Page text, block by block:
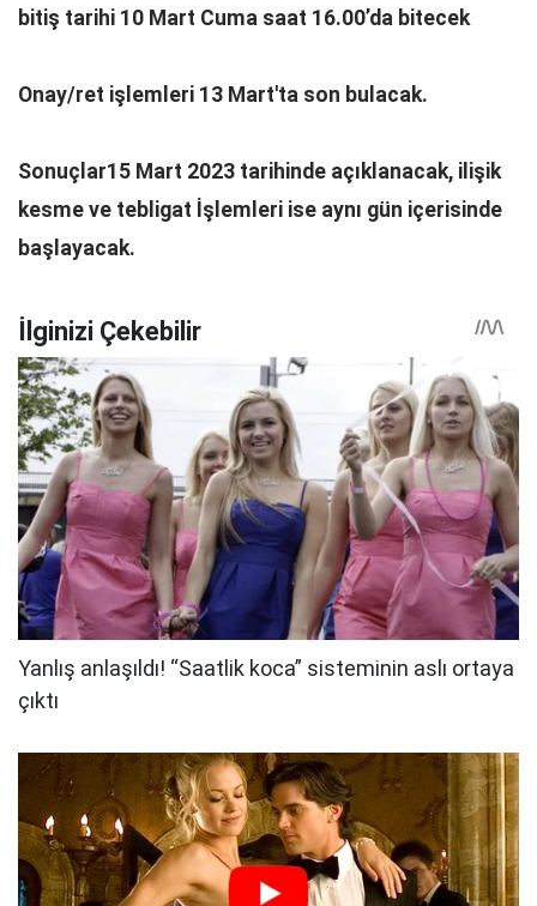
bitiş tarihi 10 Mart Cuma saat 16.00’da bitecek
Onay/ret işlemleri 13 Mart'ta son bulacak.
Sonuçlar15 Mart 2023 tarihinde açıklanacak, ilişik
kesme ve tebligat İşlemleri ise aynı gün içerisinde
başlayacak.